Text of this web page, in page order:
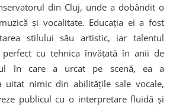
din Cluj, unde a dobândit o
și vocalitate. Educația ei a fost
stilului său artistic, iar talentul
cu tehnica învățată în anii de
în care a urcat pe scenă, ea a
uitat nimic din abilitățile sale vocale,
publicul cu o interpretare fluidă și